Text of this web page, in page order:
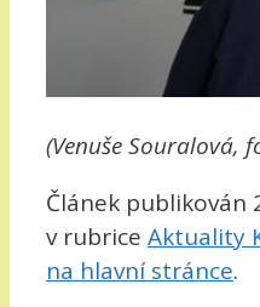
(Venuše Souralová,
Článek publikován
v rubrice Aktuality
na hlavní stránce.